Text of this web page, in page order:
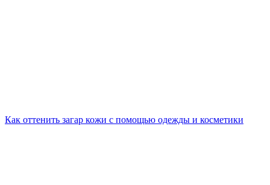
Как оттенить загар кожи с помощью одежды и косметики